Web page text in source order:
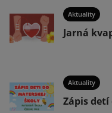
Aktuality
Jarná
Aktuality
Zápis detí